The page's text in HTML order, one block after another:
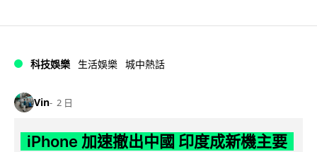
科技娛樂 生活娛樂 城中熱話
Vin 2 日
iPhone 加速撤出中國 印度成新機主要